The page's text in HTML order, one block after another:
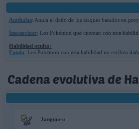
Antibalas: Anula el daño de los ataques basados en
Insonorizar: Los Pokémon que cuentan con esta
Habilidad oculta:
Funda: Los Pokémon con esta habilidad no reciben
Cadena evolutiva de
Jangmo-o